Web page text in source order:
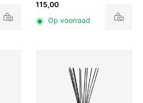
115,00
Op voorraad